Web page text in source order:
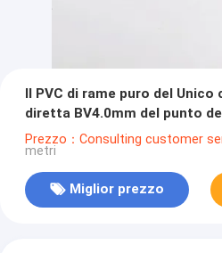
Il PVC di rame puro del
diretta BV4.0mm del punto
il cavo domestico del panno
Prezzo：Consulting customer
metri
Miglior prezzo